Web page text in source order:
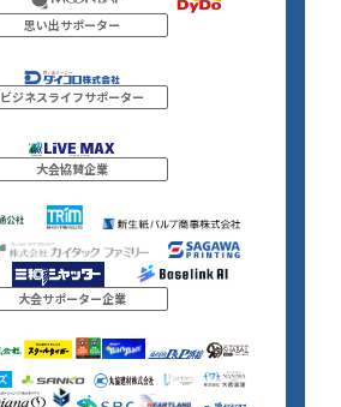
思い出サポーター
ビジネスライフサポーター
大会協賛企業
大会サポーター企業